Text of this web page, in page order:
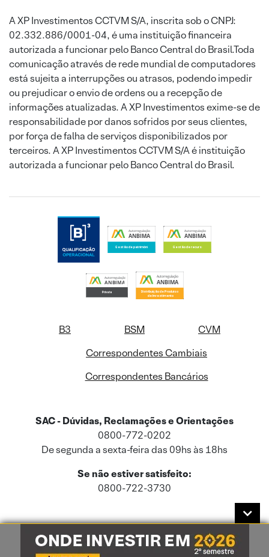
A XP Investimentos CCTVM S/A, inscrita sob o CNPJ:
02.332.886/0001-04, é uma instituição financeira
autorizada a funcionar pelo Banco Central do Brasil.Toda
comunicação através de rede mundial de computadores
está sujeita a interrupções ou atrasos, podendo impedir
ou prejudicar o envio de ordens ou a recepção de
informações atualizadas. A XP Investimentos exime-se de
responsabilidade por danos sofridos por seus clientes,
por força de falha de serviços disponibilizados por
terceiros. A XP Investimentos CCTVM S/A é instituição
autorizada a funcionar pelo Banco Central do Brasil.
B3 BSM
CVM
Correspondentes Cambiais
Correspondentes Bancários
SAC - Dúvidas, Reclamações e Orientações
0800-772-0202
De segunda a sexta-feira das 09hs às 18hs
Se não estiver satisfeito:
0800-722-3730
Este site usa cookies e dados pessoais de acordo com a nossaPolítica de
Cookies
e a nossaPolítica de Privacidade.